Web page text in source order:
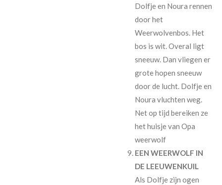
Dolfje en Noura rennen
door het
Weerwolvenbos. Het
bos is wit. Overal ligt
sneeuw. Dan vliegen er
grote hopen sneeuw
door de lucht. Dolfje en
Noura vluchten weg.
Net op tijd bereiken ze
het huisje van Opa
weerwolf
EEN WEERWOLF IN
DE LEEUWENKUIL
Als Dolfje zijn ogen